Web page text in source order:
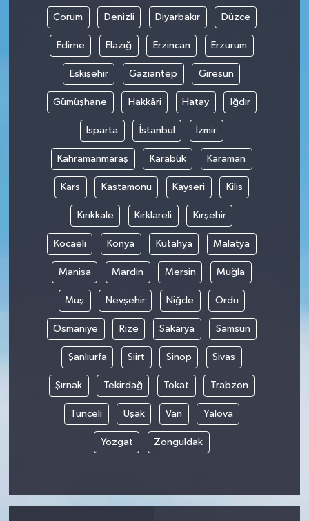
Çorum Denizli Diyarbakır Düzce
Edirne Elazığ Erzincan Erzurum
Eskişehir Gaziantep Giresun
Gümüşhane Hakkâri Hatay Iğdır
Isparta İstanbul İzmir
Kahramanmaraş Karabük Karaman
Kars Kastamonu Kayseri Kilis
Kırıkkale Kırklareli Kırşehir
Kocaeli Konya Kütahya Malatya
Manisa Mardin Mersin Muğla
Muş Nevşehir Niğde Ordu
Osmaniye Rize Sakarya Samsun
Şanlıurfa Siirt Sinop Sivas
Şırnak Tekirdağ Tokat Trabzon
Tunceli Uşak Van Yalova
Yozgat Zonguldak